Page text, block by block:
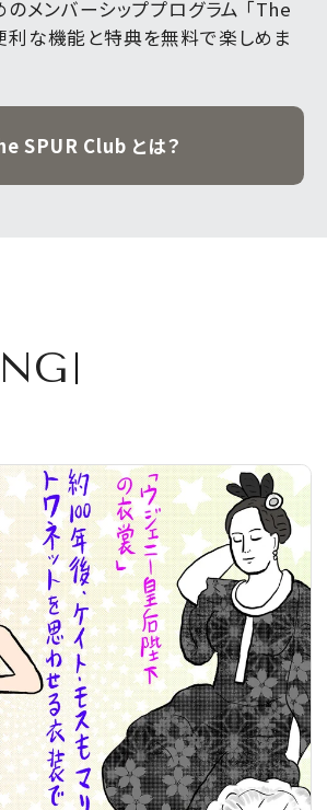
メンバーシッププログラム 「The
利な機能と特典を無料で楽しめま
SPUR Club とは？